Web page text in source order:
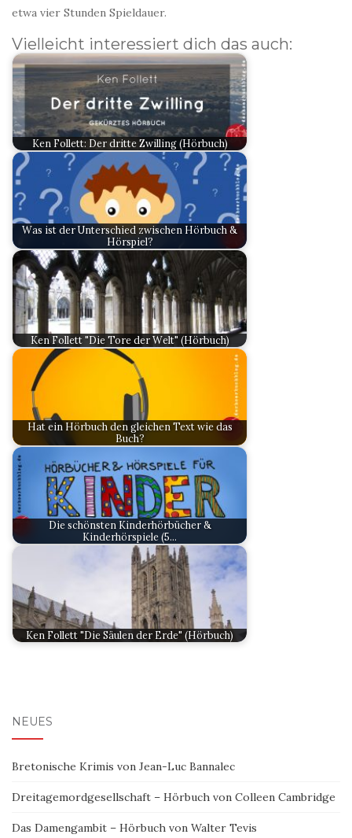
etwa vier Stunden Spieldauer.
Vielleicht interessiert dich das auch:
Ken Follett: Der dritte Zwilling (Hörbuch)
Was ist der Unterschied zwischen Hörbuch &
Hörspiel?
Ken Follett "Die Tore der Welt" (Hörbuch)
Hat ein Hörbuch den gleichen Text wie das
Buch?
Die schönsten Kinderhörbücher &
Kinderhörspiele (5…
Ken Follett "Die Säulen der Erde" (Hörbuch)
NEUES
Bretonische Krimis von Jean-Luc Bannalec
Dreitagemordgesellschaft – Hörbuch von Colleen Cambridge
Das Damengambit – Hörbuch von Walter Tevis